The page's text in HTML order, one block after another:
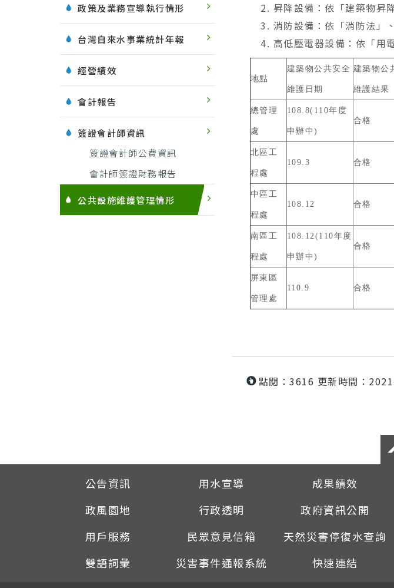
政策及業務宣導執行情形
台灣自來水事業統計年報
經營績效
會計報告
簽證會計師資訊
簽證會計師公費資訊
會計師簽證財務報告
公共設施維護管理情形
昇降設備：依「建築物昇
消防設備：依「消防法」
高低壓電器設備：依「用
地點
建築物公共安全
維護日期
建築物公
維護結果
總管理
處
108.8(110年度
申辦中)
合格
北區工
程處
109.3 合格
中區工
程處
108.12 合格
南區工
程處
108.12(110年度
申辦中)
合格
屏東區
管理處
110.9 合格
點閱：3616 更新時間：
公告資訊 用水宣導 成果績效
政風園地
行政透明 政府資訊公開
用戶服務
民眾意見信箱 天然災害停復水查詢
雙語詞彙
災害事件通報系統 快速連結